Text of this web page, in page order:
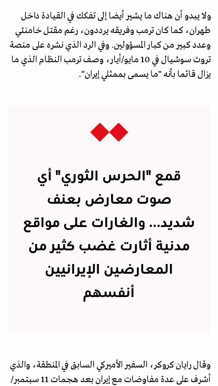
ولا يبدو أن هناك ما يشير أيضا إلى تفكك في القيادة داخل
طهران، كما كان ترمب وفريقه يرددون، رغم مقتل خامنئي
وعدد كبير من كبار المسؤولين. وفي الرد الذي نشره على منصة
تروث سوشيال في 10 مايو/أيار، وصف ترمب النظام الذي ما
يزال قائما بأنه "ما يسمى بممثلي إيران".
قمع "الحرس الثوري" أي
صوت معارض بعنف
شديد... والغارات على مواقع
مدنية أثارت غضب كثير من
المعارضين الإيرانيين
أنفسهم
وقال رايان كروكر، السفير الأميركي السابق في المنطقة، والذي
أشرف على عدة مفاوضات مع إيران بعد هجمات 11 سبتمبر/